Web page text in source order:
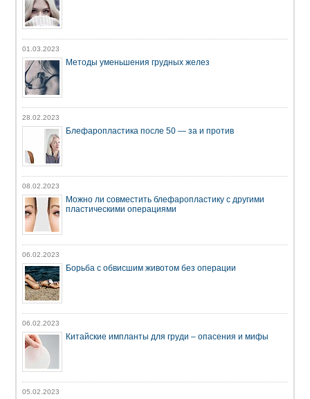
01.03.2023
Методы уменьшения грудных желез
28.02.2023
Блефаропластика после 50 — за и против
08.02.2023
Можно ли совместить блефаропластику с другими
пластическими операциями
06.02.2023
Борьба с обвисшим животом без операции
06.02.2023
Китайские импланты для груди – опасения и мифы
05.02.2023